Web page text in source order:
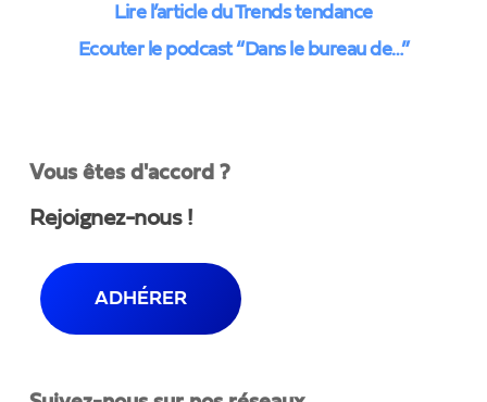
Lire l’article du Trends tendance
Ecouter le podcast “Dans le bureau de…”
Vous êtes d'accord ?
Rejoignez-nous !
ADHÉRER